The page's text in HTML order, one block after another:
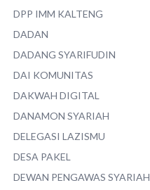
DPP IMM KALTENG
DADAN
DADANG SYARIFUDIN
DAI KOMUNITAS
DAKWAH DIGITAL
DANAMON SYARIAH
DELEGASI LAZISMU
DESA PAKEL
DEWAN PENGAWAS SYARIAH